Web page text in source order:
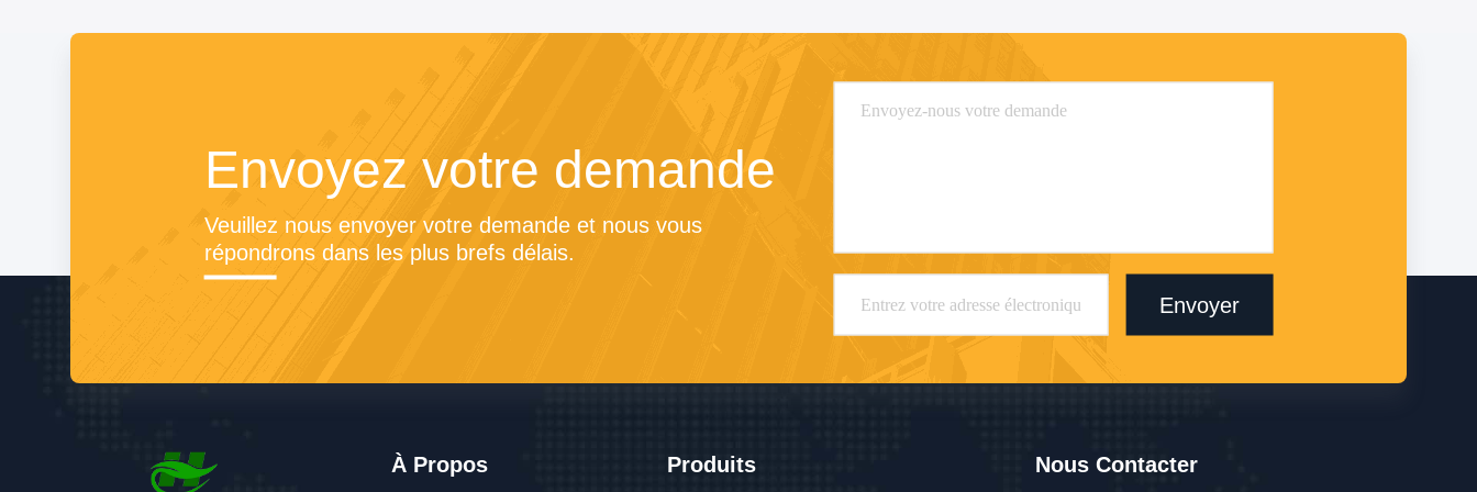
Envoyez votre demande
Veuillez nous envoyer votre demande et nous vous
répondrons dans les plus brefs délais.
Envoyer
À Propos Produits Nous Contacter